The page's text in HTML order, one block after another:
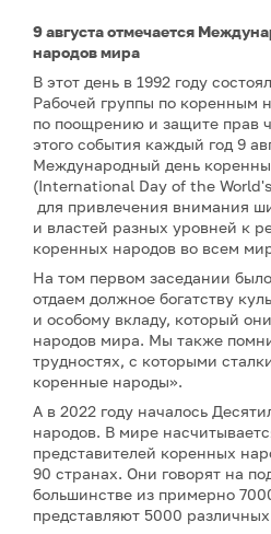
9 августа отмечается
народов мира
В этот день в 1992 году
Рабочей группы по коренным
по поощрению и защите прав
этого события каждый год 9
Международный день
(International Day of the
для привлечения внимания
и властей разных уровней к
коренных народов во всем
На том первом заседании
отдаем должное богатству
и особому вкладу, который
народов мира. Мы также
трудностях, с которыми
коренные народы».
А в 2022 году началось
народов. В мире
представителей коренных
90 странах. Они говорят на
большинстве из примерно
представляют 5000 различных